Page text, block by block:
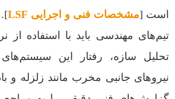
است [مشخصات فنی و اجرایی LSF
].
تیم‌های مهندسی باید با استفاده از
تحلیل سازه، رفتار این
نیروهای جانبی مخرب مانند زلزله و